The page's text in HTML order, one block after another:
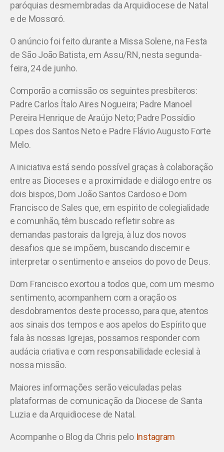
paróquias desmembradas da Arquidiocese de Natal
e de Mossoró.
O anúncio foi feito durante a Missa Solene, na Festa
de São João Batista, em Assu/RN, nesta segunda-
feira, 24 de junho.
Comporão a comissão os seguintes presbíteros:
Padre Carlos Ítalo Aires Nogueira; Padre Manoel
Pereira Henrique de Araújo Neto; Padre Possídio
Lopes dos Santos Neto e Padre Flávio Augusto Forte
Melo.
A iniciativa está sendo possível graças à colaboração
entre as Dioceses e a proximidade e diálogo entre os
dois bispos, Dom João Santos Cardoso e Dom
Francisco de Sales que, em espirito de colegialidade
e comunhão, têm buscado refletir sobre as
demandas pastorais da Igreja, à luz dos novos
desafios que se impõem, buscando discernir e
interpretar o sentimento e anseios do povo de Deus.
Dom Francisco exortou a todos que, com um mesmo
sentimento, acompanhem com a oração os
desdobramentos deste processo, para que, atentos
aos sinais dos tempos e aos apelos do Espírito que
fala às nossas Igrejas, possamos responder com
audácia criativa e com responsabilidade eclesial à
nossa missão.
Maiores informações serão veiculadas pelas
plataformas de comunicação da Diocese de Santa
Luzia e da Arquidiocese de Natal.
Acompanhe o Blog da Chris pelo Instagram